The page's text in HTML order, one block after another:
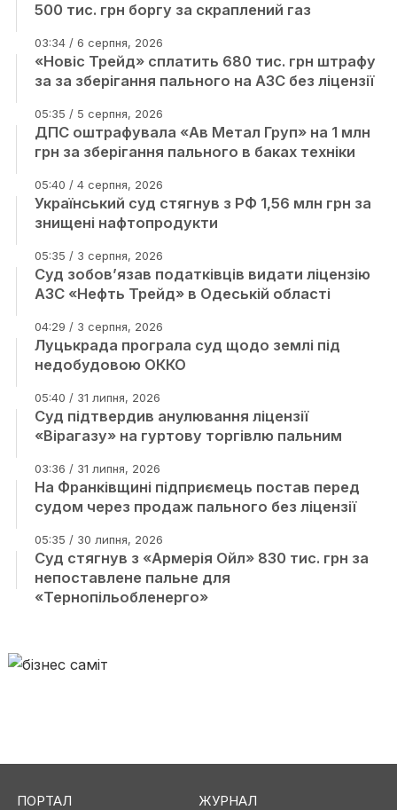
500 тис. грн боргу за скраплений газ
03:34 / 6 серпня, 2026
«Новіс Трейд» сплатить 680 тис. грн штрафу
за за зберігання пального на АЗС без ліцензії
05:35 / 5 серпня, 2026
ДПС оштрафувала «Ав Метал Груп» на 1 млн
грн за зберігання пального в баках техніки
05:40 / 4 серпня, 2026
Український суд стягнув з РФ 1,56 млн грн за
знищені нафтопродукти
05:35 / 3 серпня, 2026
Суд зобов’язав податківців видати ліцензію
АЗС «Нефть Трейд» в Одеській області
04:29 / 3 серпня, 2026
Луцькрада програла суд щодо землі під
недобудовою ОККО
05:40 / 31 липня, 2026
Суд підтвердив анулювання ліцензії
«Вірагазу» на гуртову торгівлю пальним
03:36 / 31 липня, 2026
На Франківщині підприємець постав перед
судом через продаж пального без ліцензії
05:35 / 30 липня, 2026
Суд стягнув з «Армерія Ойл» 830 тис. грн за
непоставлене пальне для
«Тернопільобленерго»
ПОРТАЛ ЖУРНАЛ